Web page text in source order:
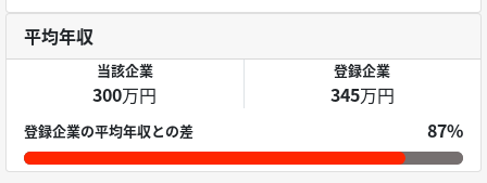
平均年収
当該企業
300万円
登録企業
345万円
登録企業の平均年収との差 87%